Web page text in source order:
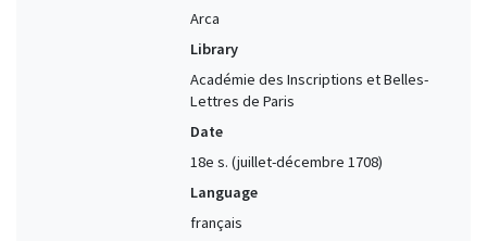
Arca
Library
Académie des Inscriptions et Belles-
Lettres de Paris
Date
18e s. (juillet-décembre 1708)
Language
français